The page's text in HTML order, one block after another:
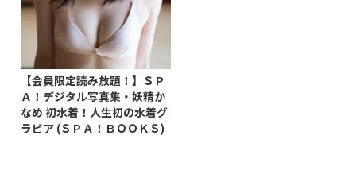
【会員限定読み放題！】ＳＰ
Ａ！デジタル写真集・妖精か
なめ 初水着！人生初の水着グ
ラビア (ＳＰＡ！ＢＯＯＫＳ)